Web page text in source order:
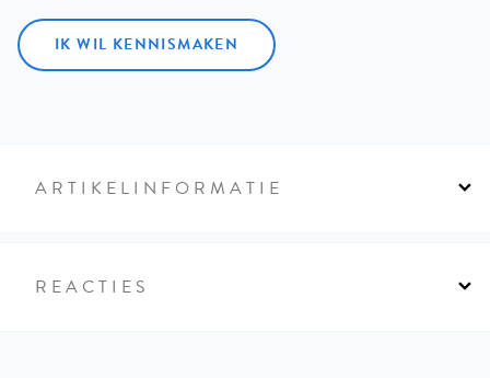
IK WIL KENNISMAKEN
ARTIKELINFORMATIE
REACTIES